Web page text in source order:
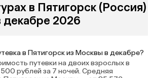
в Пятигорск (Россия)
2026
в Пятигорск из Москвы в декабре?
путевки на двоих взрослых в
рублей за 7 ночей. Средняя